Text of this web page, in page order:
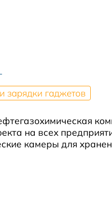
зарядки гаджетов
на всех
камеры для